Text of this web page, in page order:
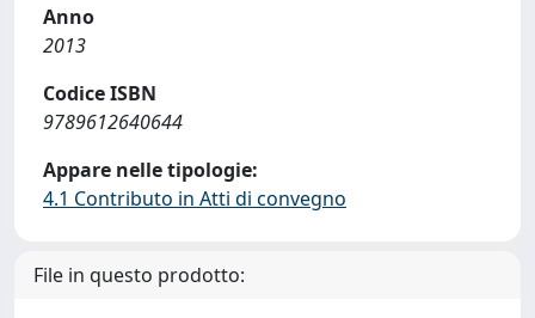
Anno
2013
Codice ISBN
9789612640644
Appare nelle tipologie:
4.1 Contributo in Atti di convegno
File in questo prodotto: